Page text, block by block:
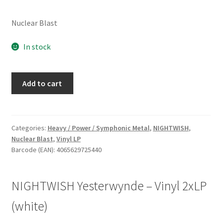
Nuclear Blast
In stock
2xLP
(white)
quantity
Add to cart
Categories: Heavy / Power / Symphonic Metal, NIGHTWISH,
Nuclear Blast, Vinyl LP
Barcode (EAN): 4065629725440
NIGHTWISH Yesterwynde – Vinyl 2xLP
(white)